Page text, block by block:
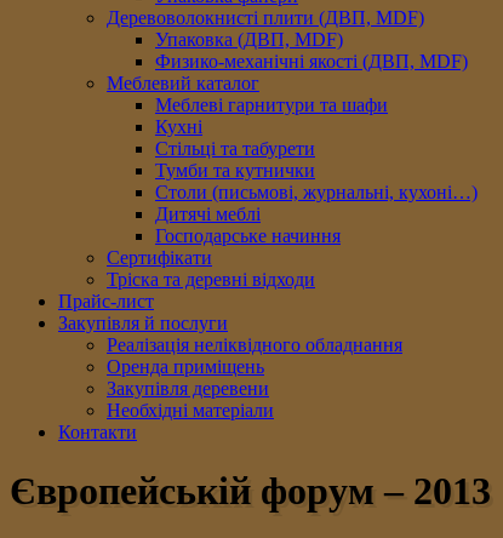
Деревоволокнисті плити (ДВП, MDF)
Упаковка (ДВП, MDF)
Физико-механічні якості (ДВП, MDF)
Меблевий каталог
Меблеві гарнитури та шафи
Кухні
Стільці та табурети
Тумби та кутнички
Столи (письмові, журнальні, кухоні…)
Дитячі меблі
Господарське начиння
Сертифікати
Тріска та деревні відходи
Прайс-лист
Закупівля й послуги
Реалізація неліквідного обладнання
Оренда приміщень
Закупівля деревени
Необхідні матеріали
Контакти
Європейській форум – 2013